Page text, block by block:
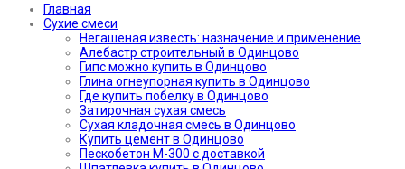
Главная
Сухие смеси
Негашеная известь: назначение и применение
Алебастр строительный в Одинцово
Гипс можно купить в Одинцово
Глина огнеупорная купить в Одинцово
Где купить побелку в Одинцово
Затирочная сухая смесь
Сухая кладочная смесь в Одинцово
Купить цемент в Одинцово
Пескобетон М-300 с доставкой